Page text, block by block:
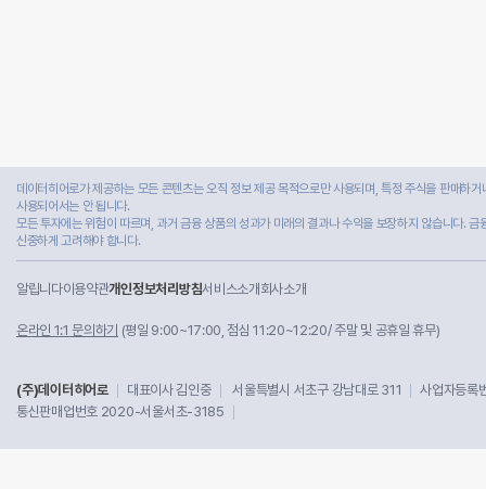
데이터히어로가 제공하는 모든 콘텐츠는 오직 정보 제공 목적으로만 사용되며, 특정 주식을 판매하
사용되어서는 안 됩니다.
모든 투자에는 위험이 따르며, 과거 금융 상품의 성과가 미래의 결과나 수익을 보장하지 않습니다.
신중하게 고려해야 합니다.
알립니다이용약관개인정보처리방침서비스소개 회사소개
온라인 1:1 문의하기 (평일 9:00~17:00, 점심 11:20~12:20/ 주말 및 공휴일 휴무)
(주)데이터히어로 대표이사 김인중 서울특별시 서초구 강남대로 311
사업자등
통신판매업번호 2020-서울서초-3185